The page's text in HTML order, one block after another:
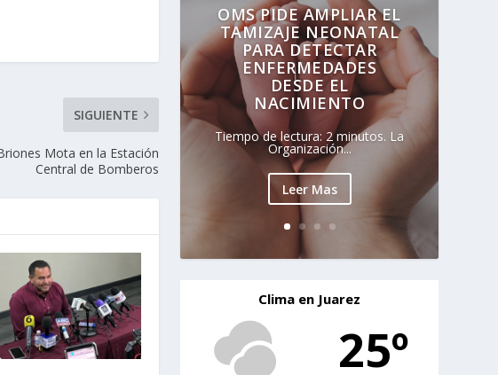
SIGUIENTE
Mota en la Estación
Central de Bomberos
OMS PIDE AMPLIAR EL
TAMIZAJE NEONATAL
PARA DETECTAR
ENFERMEDADES
DESDE EL
NACIMIENTO
Tiempo de lectura: 2 minutos. La
Organización...
Leer Mas
Clima en Juarez
25º